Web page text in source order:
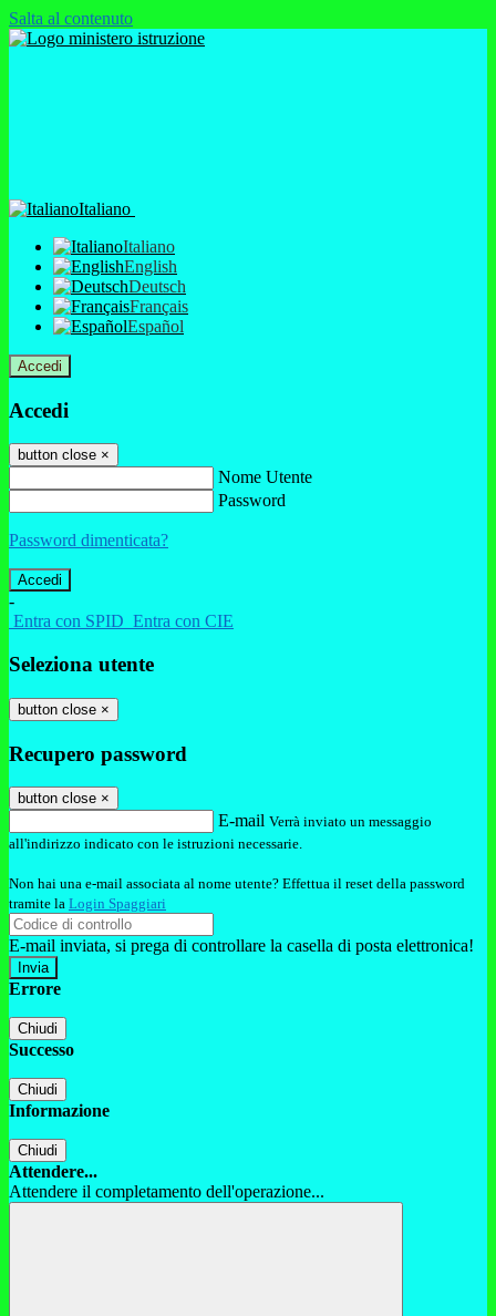
Salta al contenuto
Italiano
Italiano
English
Deutsch
Français
Español
Accedi
Accedi
button close ×
Nome Utente
Password
Password dimenticata?
-
Entra con SPID Entra con CIE
Seleziona utente
button close ×
Recupero password
button close ×
E-mail Verrà inviato un messaggio
all'indirizzo indicato con le istruzioni necessarie.
Non hai una e-mail associata al nome utente? Effettua il reset della password
tramite la Login Spaggiari
E-mail inviata, si prega di controllare la casella di posta elettronica!
Errore
Chiudi
Successo
Chiudi
Informazione
Chiudi
Attendere...
Attendere il completamento dell'operazione...